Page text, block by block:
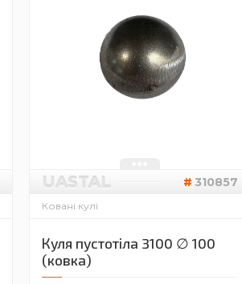
UASTAL 310857
Ковані кулі
Куля пустотіла 3100 ∅ 100
(ковка)